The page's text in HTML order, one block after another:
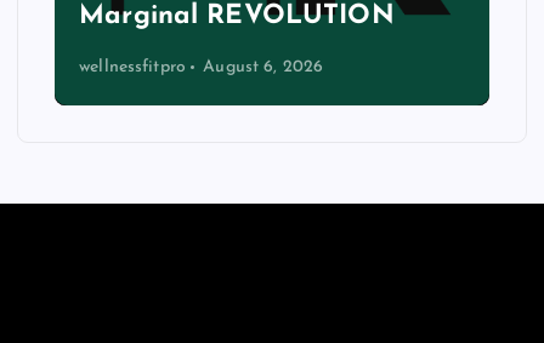
Marginal REVOLUTION
wellnessfitpro August 6, 2026